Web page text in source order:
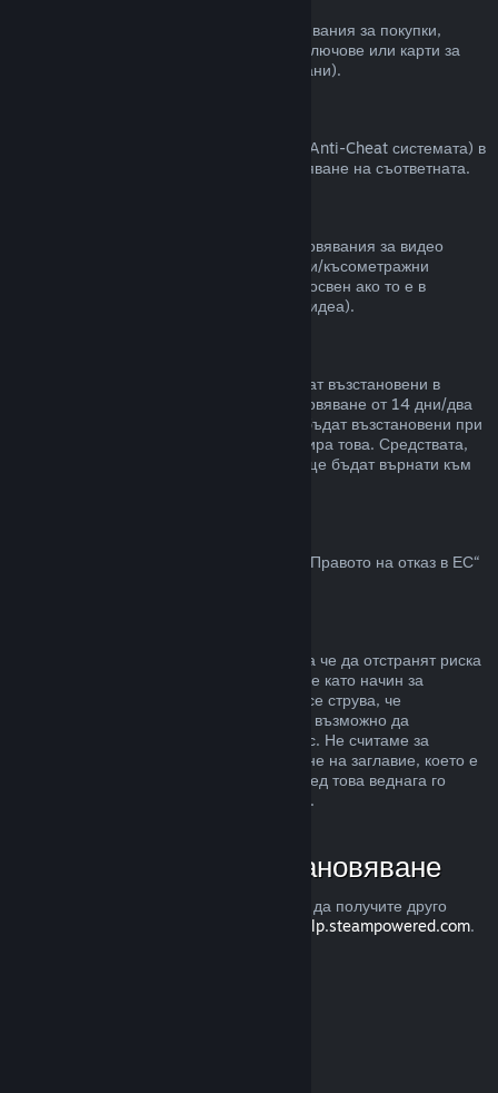
Valve не може да предостави възстановявания за покупки,
направени извън Steam (например, CD ключове или карти за
Steam портфейла закупени от трети страни).
Ако сте получили забрана от VAC (Valve Anti-Cheat системата) в
някоя игра, губите правото за възстановяване на съответната.
Неспособни сме да предлагаме възстановявания за видео
съдържание в Steam (пр. пълнометражни/късометражни
филми, сериали, епизоди и упътвания), освен ако то е в
комплект с други продукти (които не са видеа).
Неупотребените подаръци могат да бъдат възстановени в
рамките на стандартния срок за възстановяване от 14 дни/два
часа. Употребените подаръци могат да бъдат възстановени при
същите условия, ако получателят инициира това. Средствата,
използвани за закупуване на подаръка, ще бъдат върнати към
За обяснение относно това как действа „Правото на отказ в ЕС“
Възстановявания са предназначени, така че да отстранят риска
от закупуването на заглавия в Steam, а не като начин за
придобиване на безплатни игри. Ако ни се струва, че
злоупотребявате с възстановяванията, е възможно да
преустановим тяхното предлагане за Вас. Не считаме за
злоупотреба, ако изискате възстановяване на заглавие, което е
закупено точно преди разпродажба, а след това веднага го
закупите повторно при намалената цена.
Как да изискате възстановяване
Можете да изискате възстановяване или да получите друго
help.steampowered.com.